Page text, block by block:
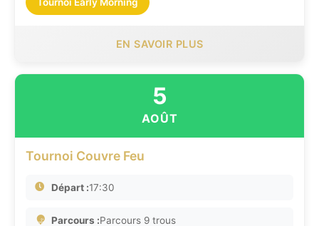
EN SAVOIR PLUS
5
AOÛT
Tournoi Couvre Feu
Départ :17:30
Parcours :Parcours 9 trous